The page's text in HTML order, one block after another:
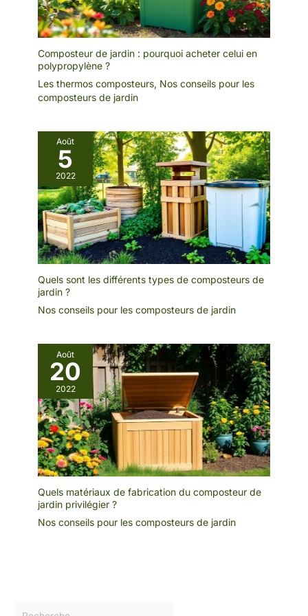
Composteur de jardin : pourquoi acheter celui en
polypropylène ?
Les thermos composteurs, Nos conseils pour les
composteurs de jardin
Août
5
2022
Quels sont les différents types de composteurs de
jardin ?
Nos conseils pour les composteurs de jardin
Août
20
2022
Quels matériaux de fabrication du composteur de
jardin privilégier ?
Nos conseils pour les composteurs de jardin